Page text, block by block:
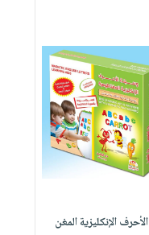
الأحرف الإنكليزية المغن